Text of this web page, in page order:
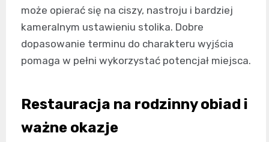
może opierać się na ciszy, nastroju i bardziej
kameralnym ustawieniu stolika. Dobre
dopasowanie terminu do charakteru wyjścia
pomaga w pełni wykorzystać potencjał miejsca.
Restauracja na rodzinny obiad i
ważne okazje